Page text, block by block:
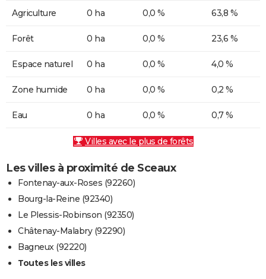
Agriculture 0 ha 0,0 % 63,8 %
Forêt 0 ha 0,0 % 23,6 %
Espace naturel 0 ha 0,0 % 4,0 %
Zone humide 0 ha 0,0 % 0,2 %
Eau 0 ha 0,0 % 0,7 %
Villes avec le plus de forêts
Les villes à proximité de Sceaux
Fontenay-aux-Roses (92260)
Bourg-la-Reine (92340)
Le Plessis-Robinson (92350)
Châtenay-Malabry (92290)
Bagneux (92220)
Toutes les villes